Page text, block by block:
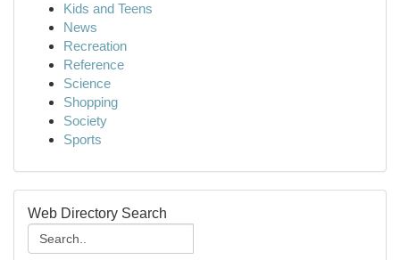
Kids and Teens
News
Recreation
Reference
Science
Shopping
Society
Sports
Web Directory Search